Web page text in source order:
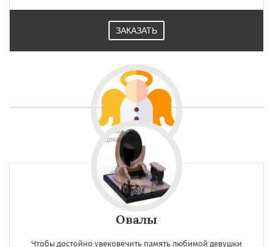
ЗАКАЗАТЬ
Овалы
Чтобы достойно увековечить память любимой девушки